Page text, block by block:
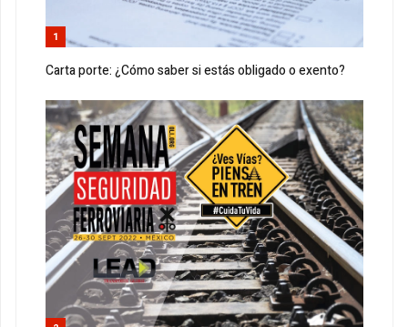
1
Carta porte: ¿Cómo saber si estás obligado o exento?